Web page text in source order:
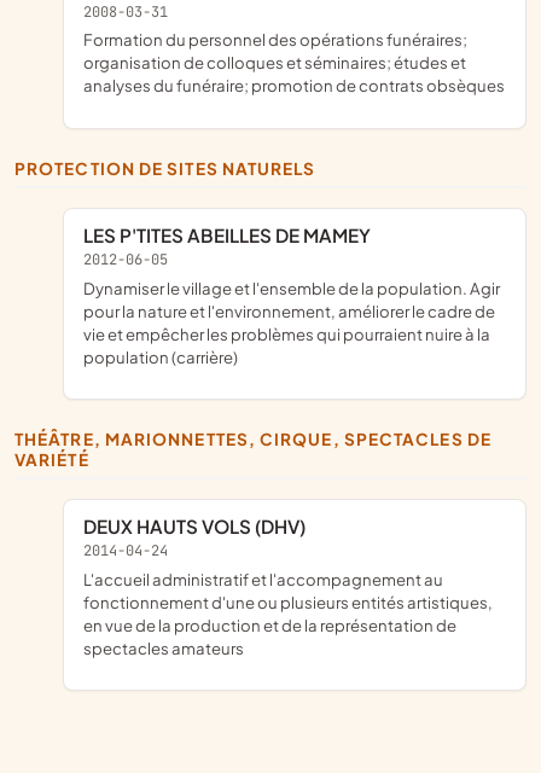
2008-03-31
formation du personnel des opérations funéraires;
organisation de colloques et séminaires; études et
analyses du funéraire; promotion de contrats obsèques
PROTECTION DE SITES NATURELS
LES P'TITES ABEILLES DE MAMEY
2012-06-05
dynamiser le village et l'ensemble de la population. Agir
pour la nature et l'environnement, améliorer le cadre de
vie et empêcher les problèmes qui pourraient nuire à la
population (carrière)
THÉÂTRE, MARIONNETTES, CIRQUE, SPECTACLES DE
VARIÉTÉ
DEUX HAUTS VOLS (DHV)
2014-04-24
l'accueil administratif et l'accompagnement au
fonctionnement d'une ou plusieurs entités artistiques,
en vue de la production et de la représentation de
spectacles amateurs